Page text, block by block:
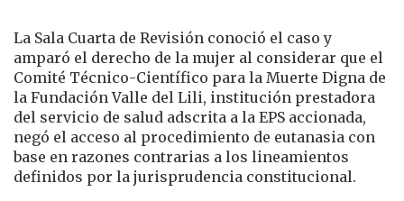
La Sala Cuarta de Revisión conoció el caso y
amparó el derecho de la mujer al considerar que el
Comité Técnico-Científico para la Muerte Digna de
la Fundación Valle del Lili, institución prestadora
del servicio de salud adscrita a la EPS accionada,
negó el acceso al procedimiento de eutanasia con
base en razones contrarias a los lineamientos
definidos por la jurisprudencia constitucional.